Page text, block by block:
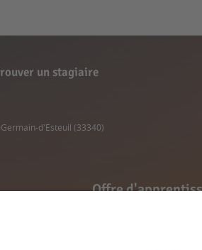
un stagiaire
d'Esteuil (33340)
Offre
- Saint-